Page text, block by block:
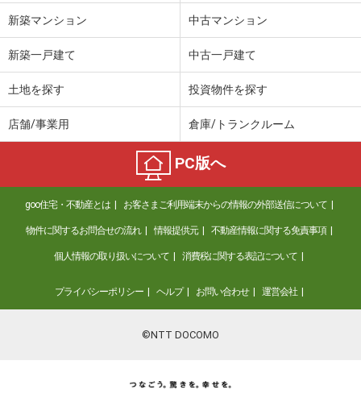
新築マンション 中古マンション
新築一戸建て 中古一戸建て
土地を探す 投資物件を探す
店舗/事業用 倉庫/トランクルーム
PC版へ
goo住宅・不動産とは お客さまご利用端末からの情報の外部送信について
物件に関するお問合せの流れ 情報提供元 不動産情報に関する免責事項
個人情報の取り扱いについて 消費税に関する表記について
プライバシーポリシー ヘルプ お問い合わせ 運営会社
©NTT DOCOMO